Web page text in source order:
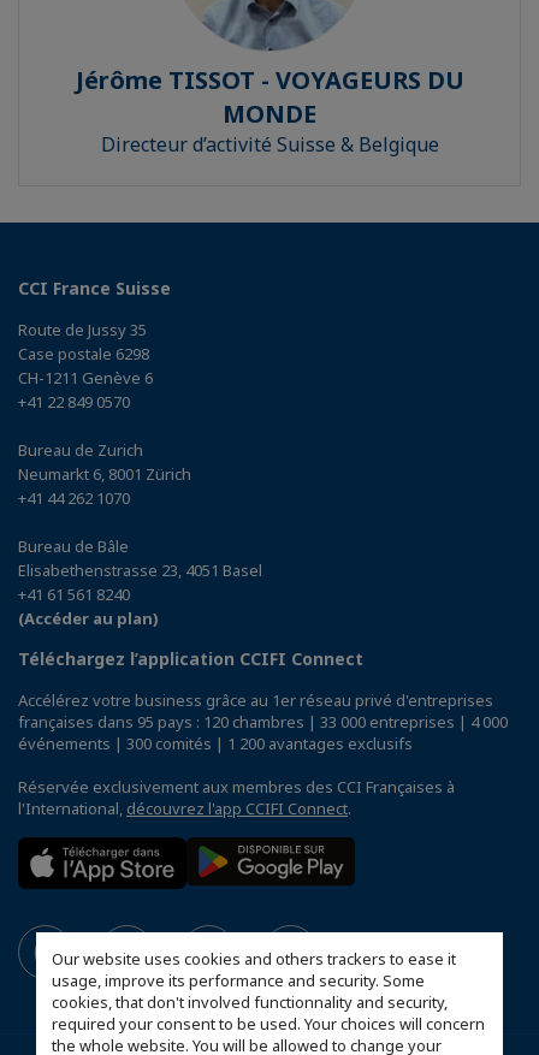
Our website uses cookies and others trackers to ease it
usage, improve its performance and security. Some
cookies, that don't involved functionnality and security,
required your consent to be used. Your choices will concern
the whole website. You will be allowed to change your
Jérôme TISSOT - VOYAGEURS DU
MONDE
Directeur d’activité Suisse & Belgique
CCI France Suisse
Route de Jussy 35
Case postale 6298
CH-1211 Genève 6
+41 22 849 0570
Bureau de Zurich
Neumarkt 6, 8001 Zürich
+41 44 262 1070
Bureau de Bâle
Elisabethenstrasse 23, 4051 Basel
+41 61 561 8240
(Accéder au plan)
Téléchargez l’application CCIFI Connect
Accélérez votre business grâce au 1er réseau privé d'entreprises
françaises dans 95 pays : 120 chambres | 33 000 entreprises | 4 000
événements | 300 comités | 1 200 avantages exclusifs
Réservée exclusivement aux membres des CCI Françaises à
l'International, découvrez l'app CCIFI Connect.